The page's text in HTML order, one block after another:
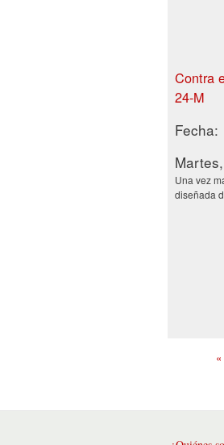
Contra
24-M
Fecha:
Una vez
diseñada